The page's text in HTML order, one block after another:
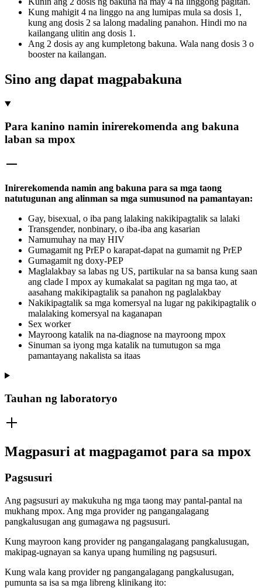
Kung mahigit 4 na linggo na ang lumipas mula sa dosis 1,
kung ang dosis 2 sa lalong madaling panahon. Hindi mo na
kailangang ulitin ang dosis 1.
Ang 2 dosis ay ang kumpletong bakuna. Wala nang dosis 3 o
booster na kailangan.
Sino ang dapat magpabakuna
Para kanino namin inirerekomenda ang bakuna
laban sa mpox
Inirerekomenda namin ang bakuna para sa mga taong
natutugunan ang alinman sa mga sumusunod na pamantayan:
Gay, bisexual, o iba pang lalaking nakikipagtalik sa lalaki
Transgender, nonbinary, o iba-iba ang kasarian
Namumuhay na may HIV
Gumagamit ng PrEP o karapat-dapat na gumamit ng PrEP
Gumagamit ng doxy-PEP
Maglalakbay sa labas ng US, partikular na sa bansa kung saan
ang clade I mpox ay kumakalat sa pagitan ng mga tao​, at
aasahang makikipagtalik sa panahon ng paglalakbay
Nakikipagtalik sa mga komersyal na lugar ng pakikipagtalik o
malalaking komersyal na kaganapan
Sex worker
Mayroong katalik na na-diagnose na mayroong mpox
Sinuman sa iyong mga katalik na tumutugon sa mga
pamantayang nakalista sa itaas
Tauhan ng laboratoryo
Magpasuri at magpagamot para sa mpox
Pagsusuri
Ang pagsusuri ay makukuha ng mga taong may pantal-pantal na
mukhang mpox. Ang mga provider ng pangangalagang
pangkalusugan ang gumagawa ng pagsusuri.
Kung mayroon kang provider ng pangangalagang pangkalusugan,
makipag-ugnayan sa kanya upang humiling ng pagsusuri.
Kung wala kang provider ng pangangalagang pangkalusugan,
pumunta sa isa sa mga libreng klinikang ito: